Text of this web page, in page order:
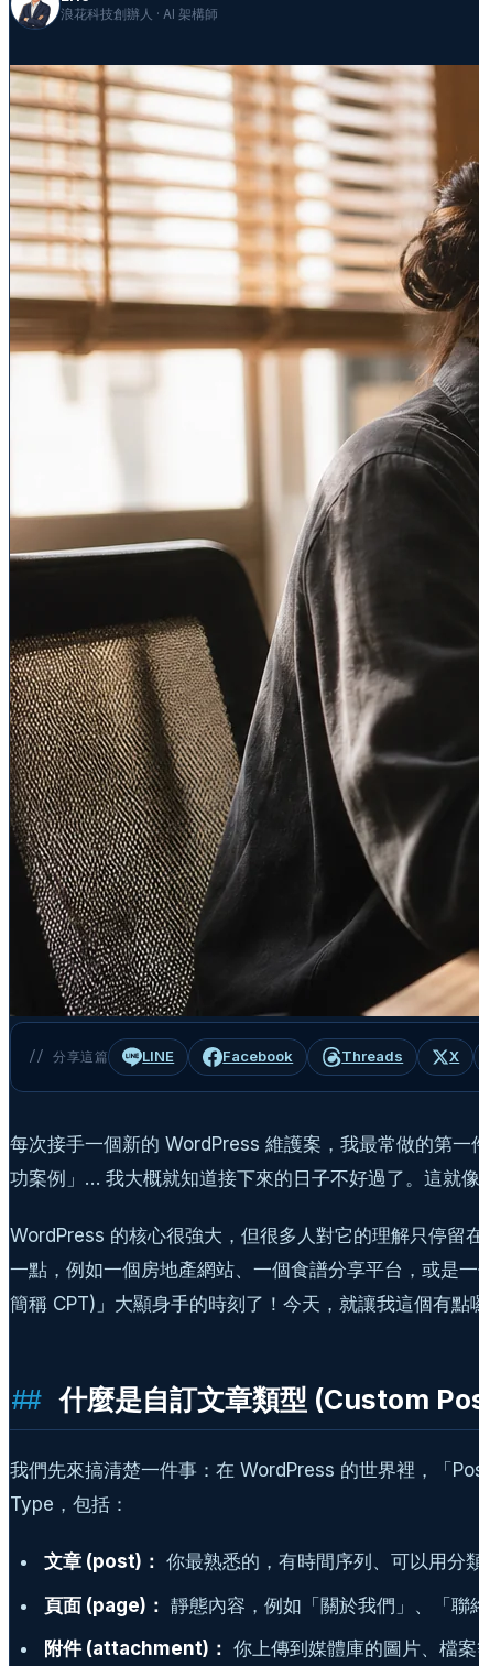
浪花科技創辦人 · AI 架構師
// 分享這篇 LINE Facebook Threads X
每次接手一個新的 WordPress 維護案，我最常做的第
功案例」… 我大概就知道接下來的日子不好過了。這就
WordPress 的核心很強大，但很多人對它的理解只停
一點，例如一個房地產網站、一個食譜分享平台，或是
簡稱 CPT)」大顯身手的時刻了！今天，就讓我這個有
什麼是自訂文章類型 (Custom
我們先來搞清楚一件事：在 WordPress 的世界裡，「
Type，包括：
文章 (post)： 你最熟悉的，有時間序列、可以用分
頁面 (page)： 靜態內容，例如「關於我們」、「聯
附件 (attachment)： 你上傳到媒體庫的圖片、檔案